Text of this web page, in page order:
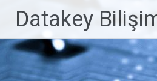
Datakey